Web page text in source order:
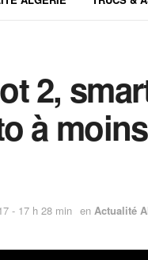
2,
à
- 17 h 28 min en Actualité